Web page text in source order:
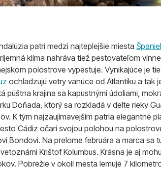
patrí medzi najteplejšie miesta
klíma nahráva tiež pestovateľom
polostrove vypestuje. Vynikajúce je
ochladzujú vetry vanúce od Atlantiku a tak
púštna krajina sa kapustnými údoliami,
Doňada, ktorý sa rozkladá v delte rieky
K tým najzaujímavejším patria elegantné
Cádiz očarí svojou polohou na
Bondovi. Na prelome februára a marca
Krištof Kolumbus. Krásna je aj
Pobrežie v okolí mesta lemuje 7